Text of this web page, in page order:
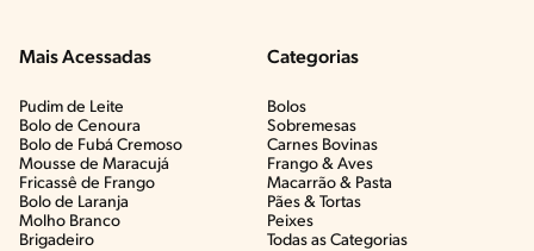
Mais Acessadas
Pudim de Leite
Bolo de Cenoura
Bolo de Fubá Cremoso
Mousse de Maracujá
Fricassê de Frango
Bolo de Laranja
Molho Branco
Brigadeiro
Categorias
Bolos
Sobremesas
Carnes Bovinas​
Frango & Aves​
Macarrão & Pasta​
Pães & Tortas​
Peixes
Todas as Categorias